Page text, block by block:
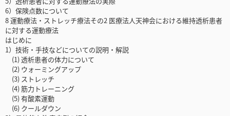
6）保険点数について
8 運動療法・ストレッチ療法その2 医療法人天神会における維持透析患者
に対する運動療法
はじめに
1）技術・手技などについての説明・解説
(1) 透析患者の体力について
(2) ウォーミングアップ
(3) ストレッチ
(4) 筋力トレーニング
(5) 有酸素運動
(6) クールダウン